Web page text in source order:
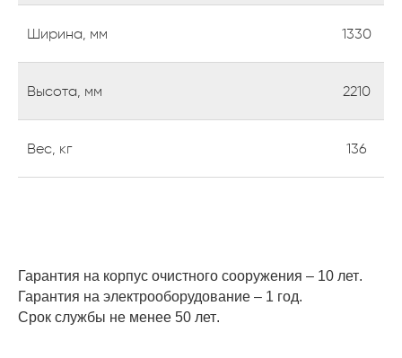
Ширина, мм 1330
Высота, мм 2210
Вес, кг 136
Гарантия на корпус очистного сооружения – 10 лет.
Гарантия на электрооборудование – 1 год.
Срок службы не менее 50 лет.
Оставьте заявку
на консультацию
знаете, какой септик выбрать,